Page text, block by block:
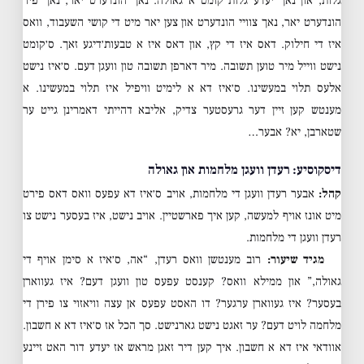
הונדערט יאר, נאך צוויי הונדערט און צען יאר מיט די קושי השעבוד, וואס
איז די חילוק. דאס איז די קץ, און דאס איז א טבעות׳דיגע זאך. ס׳קומט
נישט ווייל מיר טוען תשובה. מיר דארפן תשובה טון וועגן דעם. ס׳איז נישט
אלעס תלוי במעשינו. ס׳איז דא א לימיט וויפיל איז תלוי במעשינו. א
מענטש קען זיין דער גרעסטער צדיק, אליבא דהייתי דאמרינן גייט ער
שטארבן, יא? אבער…
דיסקוסיע: רעדן וועגן מלחמות און גאולה
קהל: אבער רעדן וועגן די מלחמות, אויב ס׳איז דא עפעס וואס דאס פירט
מיט אונז אויף למעשה, קען איך פארשטיין. אויב נישט, איז בעסער נישט צו
רעדן וועגן די מלחמות.
מגיד שיעור: רוב מענטשן וואס רעדן, “אה, ס׳איז א סימן אויף די
גאולה,” און ממילא וואס? קענסט עפעס טון וועגן דעם? איז געווארן
בעסער? איז געווארן ערגער? דו האסט עפעס אן עצה וויאזוי צו פירן די
מלחמה לויט דעם? ער זאגט נישט גארנישט. סך הכל אז ס׳איז דא א חשבון.
אוודאי איז דא א חשבון. איך קען דיר זאגן מראש אז יעדע דור האט זיינע